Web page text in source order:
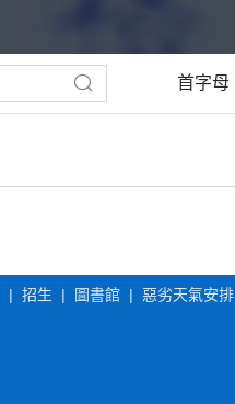
首字母
| 招生 | 圖書館 | 惡劣天氣安排